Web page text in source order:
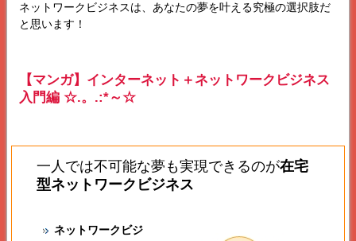
ネットワークビジネスは、あなたの夢を叶える究極の選択肢だ
と思います！
【マンガ】インターネット＋ネットワークビジネス
入門編 ☆.。.:*～☆
一人では不可能な夢も実現できるのが在宅
型ネットワークビジネス
ネットワークビジ